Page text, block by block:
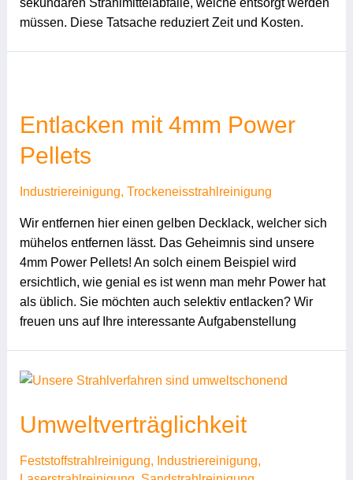
müssen. Diese Tatsache reduziert Zeit und Kosten.
Entlacken mit 4mm Power
Pellets
Industriereinigung, Trockeneisstrahlreinigung
Wir entfernen hier einen gelben Decklack, welcher sich
mühelos entfernen lässt. Das Geheimnis sind unsere
4mm Power Pellets! An solch einem Beispiel wird
ersichtlich, wie genial es ist wenn man mehr Power hat
als üblich. Sie möchten auch selektiv entlacken? Wir
freuen uns auf Ihre interessante Aufgabenstellung
Umweltverträglichkeit
Feststoffstrahlreinigung, Industriereinigung,